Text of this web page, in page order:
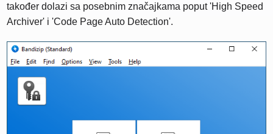
također dolazi sa posebnim značajkama poput 'High Speed ​​
Archiver' i 'Code Page Auto Detection'.